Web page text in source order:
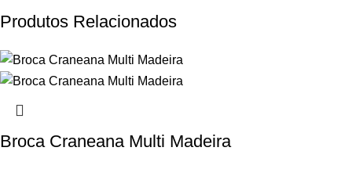
Produtos Relacionados
Broca Craneana Multi Madeira